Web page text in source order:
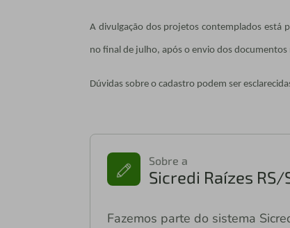
A divulgação dos projetos contemplados está
no final de julho, após o envio dos documentos
Dúvidas sobre o cadastro podem ser
Sobre a
Sicredi Raízes RS/
Fazemos parte do sistema